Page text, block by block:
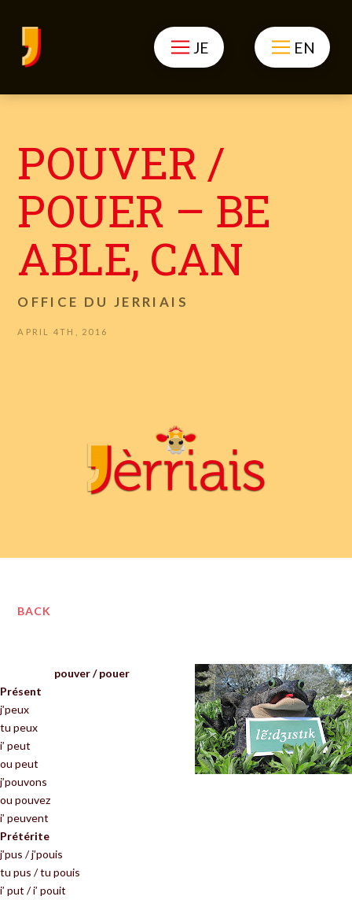
JE EN
POUVER /
POUER – BE
ABLE, CAN
OFFICE DU JERRIAIS
APRIL 4TH, 2016
BACK
pouver / pouer
Présent
j’peux
tu peux
i’ peut
ou peut
j’pouvons
ou pouvez
i’ peuvent
Prétérite
j’pus / j’pouis
tu pus / tu pouis
i’ put / i’ pouit